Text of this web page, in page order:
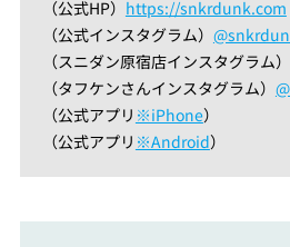
（公式HP） https://snkrdunk.com
（公式インスタグラム）
（スニダン原宿店インスタグラム）
（タフケンさんインスタグラム）
（公式アプリ ※iPhone）
（公式アプリ ※Android）